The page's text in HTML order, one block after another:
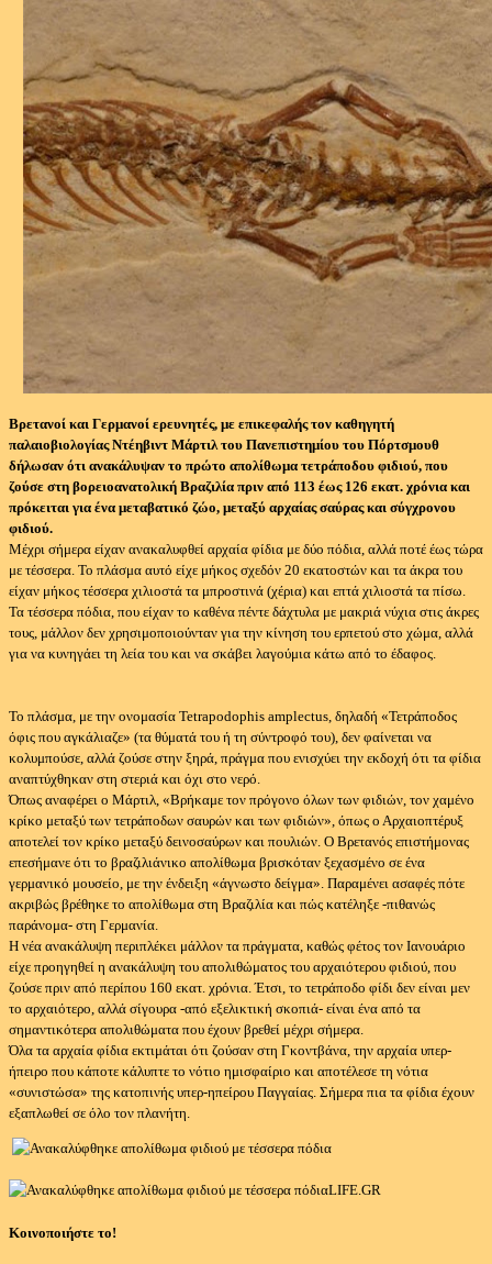
Βρετανοί και Γερμανοί ερευνητές, με επικεφαλής τον καθηγητή
παλαιοβιολογίας Ντέηβιντ Μάρτιλ του Πανεπιστημίου του Πόρτσμουθ
δήλωσαν ότι ανακάλυψαν το πρώτο απολίθωμα τετράποδου φιδιού, που
ζούσε στη βορειοανατολική Βραζιλία πριν από 113 έως 126 εκατ. χρόνια και
πρόκειται για ένα μεταβατικό ζώο, μεταξύ αρχαίας σαύρας και σύγχρονου
φιδιού.
Μέχρι σήμερα είχαν ανακαλυφθεί αρχαία φίδια με δύο πόδια, αλλά ποτέ έως τώρα
με τέσσερα. Το πλάσμα αυτό είχε μήκος σχεδόν 20 εκατοστών και τα άκρα του
είχαν μήκος τέσσερα χιλιοστά τα μπροστινά (χέρια) και επτά χιλιοστά τα πίσω.
Τα τέσσερα πόδια, που είχαν το καθένα πέντε δάχτυλα με μακριά νύχια στις άκρες
τους, μάλλον δεν χρησιμοποιούνταν για την κίνηση του ερπετού στο χώμα, αλλά
για να κυνηγάει τη λεία του και να σκάβει λαγούμια κάτω από το έδαφος.
Το πλάσμα, με την ονομασία Tetrapodophis amplectus, δηλαδή «Τετράποδος
όφις που αγκάλιαζε» (τα θύματά του ή τη σύντροφό του), δεν φαίνεται να
κολυμπούσε, αλλά ζούσε στην ξηρά, πράγμα που ενισχύει την εκδοχή ότι τα φίδια
αναπτύχθηκαν στη στεριά και όχι στο νερό.
Όπως αναφέρει ο Μάρτιλ, «Βρήκαμε τον πρόγονο όλων των φιδιών, τον χαμένο
κρίκο μεταξύ των τετράποδων σαυρών και των φιδιών», όπως ο Αρχαιοπτέρυξ
αποτελεί τον κρίκο μεταξύ δεινοσαύρων και πουλιών. Ο Βρετανός επιστήμονας
επεσήμανε ότι το βραζιλιάνικο απολίθωμα βρισκόταν ξεχασμένο σε ένα
γερμανικό μουσείο, με την ένδειξη «άγνωστο δείγμα». Παραμένει ασαφές πότε
ακριβώς βρέθηκε το απολίθωμα στη Βραζιλία και πώς κατέληξε -πιθανώς
παράνομα- στη Γερμανία.
Η νέα ανακάλυψη περιπλέκει μάλλον τα πράγματα, καθώς φέτος τον Ιανουάριο
είχε προηγηθεί η ανακάλυψη του απολιθώματος του αρχαιότερου φιδιού, που
ζούσε πριν από περίπου 160 εκατ. χρόνια. Έτσι, το τετράποδο φίδι δεν είναι μεν
το αρχαιότερο, αλλά σίγουρα -από εξελικτική σκοπιά- είναι ένα από τα
σημαντικότερα απολιθώματα που έχουν βρεθεί μέχρι σήμερα.
Όλα τα αρχαία φίδια εκτιμάται ότι ζούσαν στη Γκοντβάνα, την αρχαία υπερ-
ήπειρο που κάποτε κάλυπτε το νότιο ημισφαίριο και αποτέλεσε τη νότια
«συνιστώσα» της κατοπινής υπερ-ηπείρου Παγγαίας. Σήμερα πια τα φίδια έχουν
εξαπλωθεί σε όλο τον πλανήτη.
LIFE.GR
Κοινοποιήστε το!